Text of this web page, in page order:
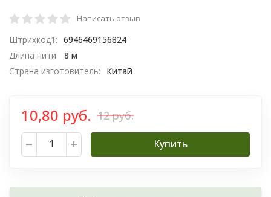
Написать отзыв
Штрихкод1: 6946469156824
Длина нити: 8 м
Страна изготовитель:
Китай
10,80 руб. 12 руб.
Купить